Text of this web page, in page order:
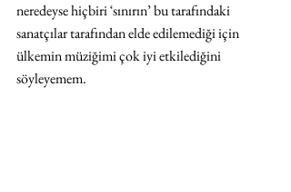
neredeyse hiçbiri ʻsınırın’ bu tarafındaki
sanatçılar tarafından elde edilemediği için
ülkemin müziğimi çok iyi etkilediğini
söyleyemem.